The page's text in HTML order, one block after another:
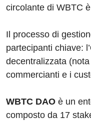
circolante di WBTC
Il processo di
partecipanti chiave:
decentralizzata
commercianti e i
WBTC DAO è un
composto da 17